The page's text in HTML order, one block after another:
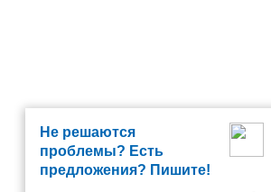
Не решаются
проблемы? Есть
предложения? Пишите!